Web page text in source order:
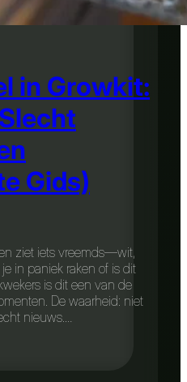
in Growkit:
Gids)
ziet iets vreemds—wit,
in paniek raken of is dit
is dit een van de
De waarheid: niet
nieuws.…